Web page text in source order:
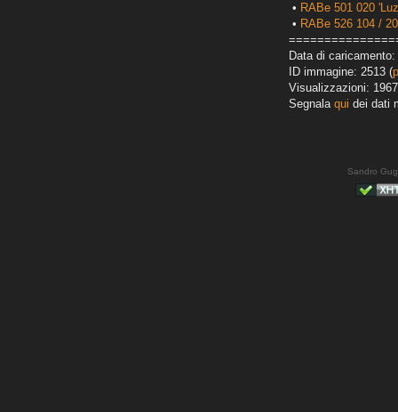
• RABe 501 020
• RABe 526 104 /
Data di
ID immagine: 2513 (
Visualizzazioni: 1967
Segnala qui dei dati
Sandro